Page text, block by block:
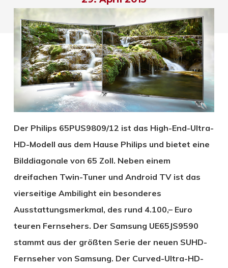
Der Philips 65PUS9809/12 ist das High-End-Ultra-
HD-Modell aus dem Hause Philips und bietet eine
Bilddiagonale von 65 Zoll. Neben einem
dreifachen Twin-Tuner und Android TV ist das
vierseitige Ambilight ein besonderes
Ausstattungsmerkmal, des rund 4.100,– Euro
teuren Fernsehers. Der Samsung UE65JS9590
stammt aus der größten Serie der neuen SUHD-
Fernseher von Samsung. Der Curved-Ultra-HD-